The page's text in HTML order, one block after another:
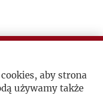
O
aby strona
używamy także